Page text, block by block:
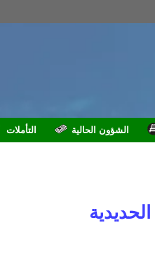
التأملات الشؤون الحالية